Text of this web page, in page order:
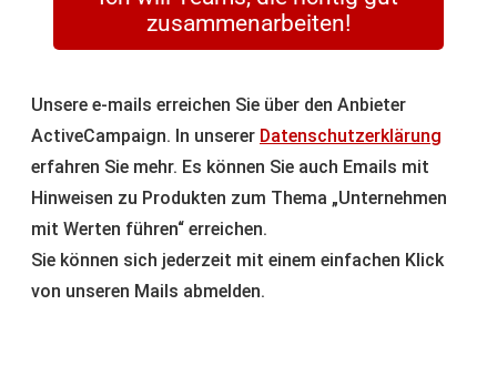
zusammenarbeiten!
Unsere e-mails erreichen Sie über den Anbieter
ActiveCampaign. In unserer Datenschutzerklärung
erfahren Sie mehr. Es können Sie auch Emails mit
Hinweisen zu Produkten zum Thema „Unternehmen
mit Werten führen“ erreichen.
Sie können sich jederzeit mit einem einfachen Klick
von unseren Mails abmelden.